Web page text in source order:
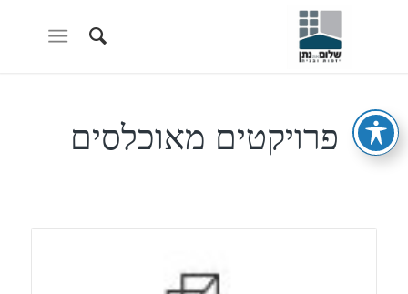
פרויקטים מאוכלסים